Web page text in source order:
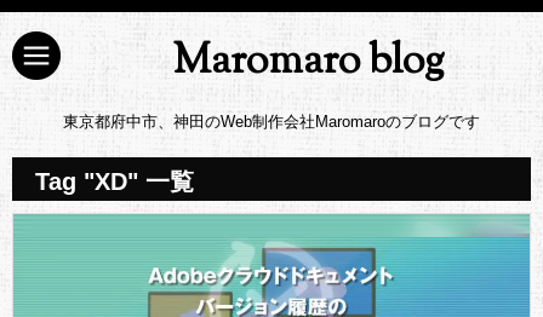
Maromaro blog
東京都府中市、神田のWeb制作会社Maromaroのブログです
Tag "XD" 一覧